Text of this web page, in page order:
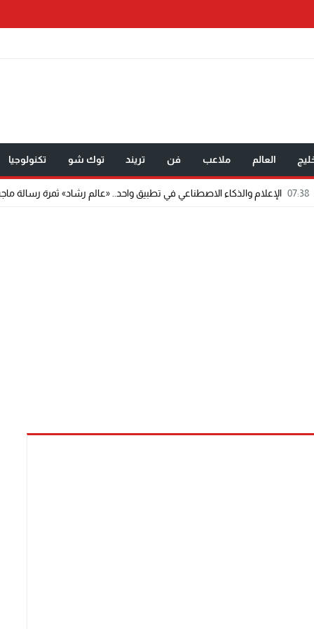
العالم ملاعب فن تريند توك شو تكنولوجيا
الاصطناعي في تطبيق واحد.. «عالم رشاد» ثمرة رسالة ماجستير مبتكرة. 07:32